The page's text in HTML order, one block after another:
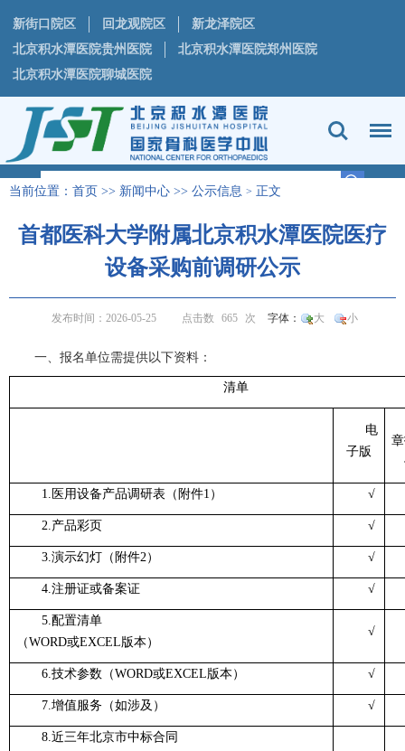
新街口院区 回龙观院区
新龙泽院区
北京积水潭医院贵州医院
北京积水潭医院郑州医院
北京积水潭医院聊城医院
当前位置： 首页 >> 新闻中心 >> 公示信息 > 正文
首都医科大学附属北京积水潭医院医疗
设备采购前调研公示
发布时间：2026-05-25 点击数 665 次 字体： 大 小
一、 报名单位需提供以下资料：
清单
电
子版
1.医用设备产品调研表（附件1） √
2.产品彩页 √
3.演示幻灯（附件2） √
4.注册证或备案证 √
5.配置清单
（WORD或EXCEL版本）
√
6.技术参数（WORD或EXCEL版本） √
7.增值服务（如涉及） √
8.近三年北京市中标合同